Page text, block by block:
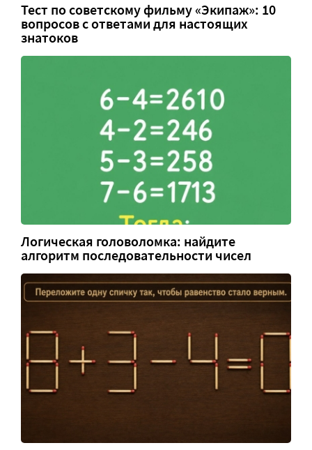
Тест по советскому фильму «Экипаж»: 10
вопросов с ответами для настоящих
знатоков
Логическая головоломка: найдите
алгоритм последовательности чисел